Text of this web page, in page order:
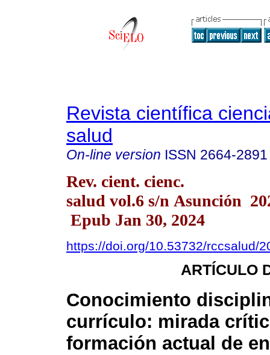
Revista científica
salud
On-line version ISSN 2664-2891
Rev. cient. cienc.
salud vol.6 s/n Asunción
Epub Jan 30, 2024
https://doi.org/10.53732/rccsalud/
ARTÍCULO
Conocimiento
currículo: mirada
formación actual de